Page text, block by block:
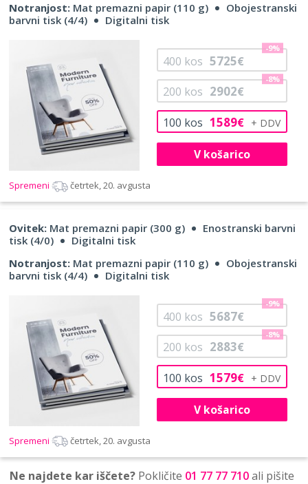
Notranjost: Mat premazni papir (110 g)
Obojestranski
barvni tisk (4/4)
Digitalni tisk
100 kos 1589€
200 kos 2902€
-8%
400 kos 5725€
-9%
V košarico
Spremeni četrtek, 20. avgusta
Ovitek: Mat premazni papir (300 g)
Enostranski barvni
tisk (4/0)
Digitalni tisk
Notranjost: Mat premazni papir (110 g)
Obojestranski
barvni tisk (4/4)
Digitalni tisk
100 kos 1579€
200 kos 2883€
-8%
400 kos 5687€
-9%
V košarico
Spremeni četrtek, 20. avgusta
Ne najdete kar iščete? Pokličite 01 77 77 710ali pišite